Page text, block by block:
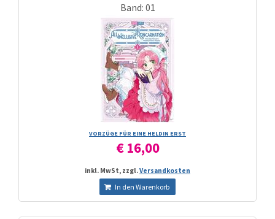
Band: 01
VORZÜGE FÜR EINE HELDIN ERST
€ 16,00
inkl. MwSt, zzgl.Versandkosten
In den Warenkorb